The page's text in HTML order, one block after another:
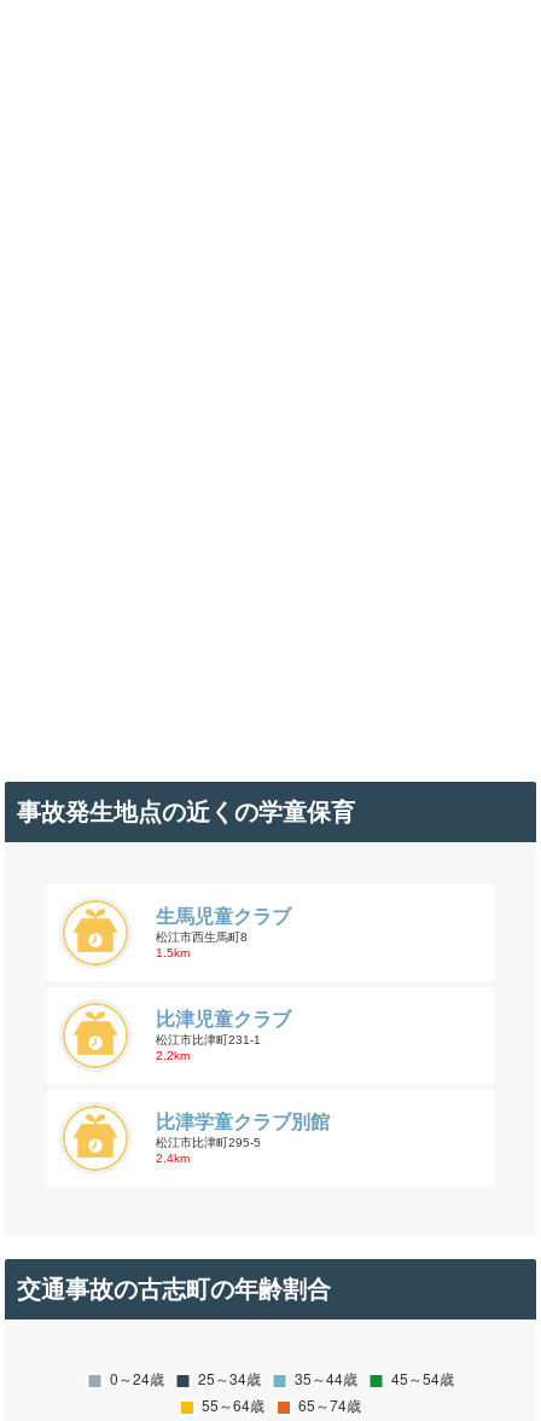
事故発生地点の近くの学童保育
生馬児童クラブ
松江市西生馬町8
1.5km
比津児童クラブ
松江市比津町231-1
2.2km
比津学童クラブ別館
松江市比津町295-5
2.4km
交通事故の古志町の年齢割合